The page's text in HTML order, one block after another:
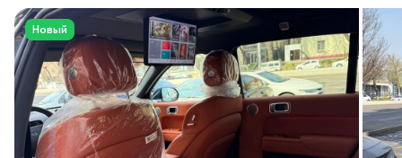
Новый